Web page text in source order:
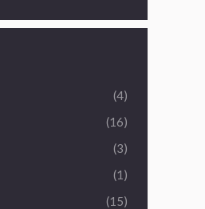
(4)
(16)
(3)
(1)
(15)